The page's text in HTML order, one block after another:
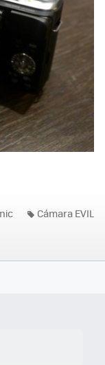
Cámara EVIL